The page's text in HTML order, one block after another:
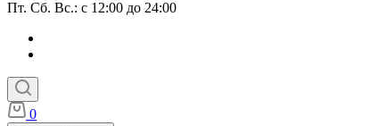
Пт. Сб. Вс.: с 12:00 до 24:00
0